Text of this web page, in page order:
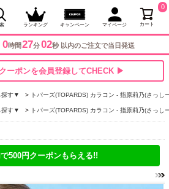
ランキング キャンペーン マイページ カート
0
0時間 27分01秒 以内のご注文で当日発送
ーポンを会員登録してCHECK ▶
探す▼ トパーズ(TOPARDS) カラコン - 指原莉乃(さっし
探す▼ トパーズ(TOPARDS) カラコン - 指原莉乃(さっし
500円クーポンもらえる!!